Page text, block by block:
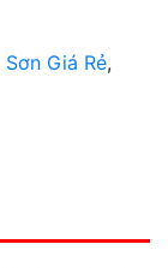
Sơn Giá Rẻ,